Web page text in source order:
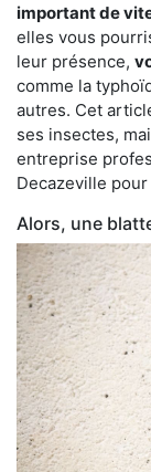
important de
elles vous
leur présence,
comme la
autres. Cet
ses insectes,
entreprise
Decazeville
Alors, une